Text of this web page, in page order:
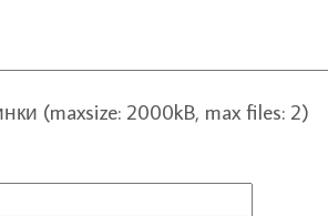
(maxsize: 2000kB, max files: 2)